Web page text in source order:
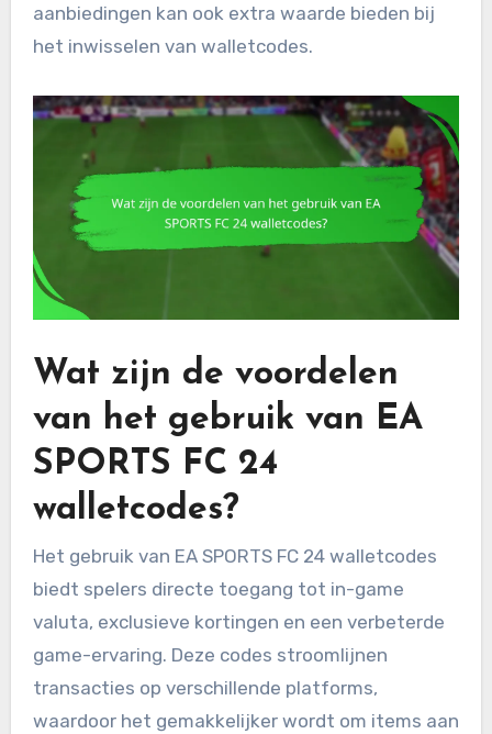
aanbiedingen kan ook extra waarde bieden bij
het inwisselen van walletcodes.
Wat zijn de voordelen
van het gebruik van EA
SPORTS FC 24
walletcodes?
Het gebruik van EA SPORTS FC 24 walletcodes
biedt spelers directe toegang tot in-game
valuta, exclusieve kortingen en een verbeterde
game-ervaring. Deze codes stroomlijnen
transacties op verschillende platforms,
waardoor het gemakkelijker wordt om items aan